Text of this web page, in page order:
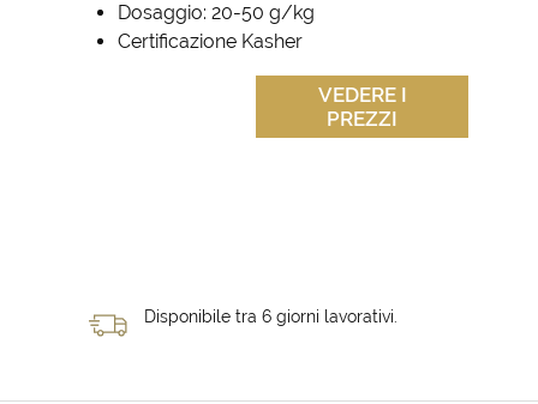
Dosaggio: 20-50 g/kg
Certificazione Kasher
VEDERE I
PREZZI
Disponibile tra 6 giorni lavorativi.